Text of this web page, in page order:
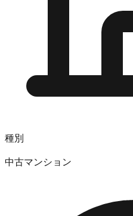
種別
中古マンション